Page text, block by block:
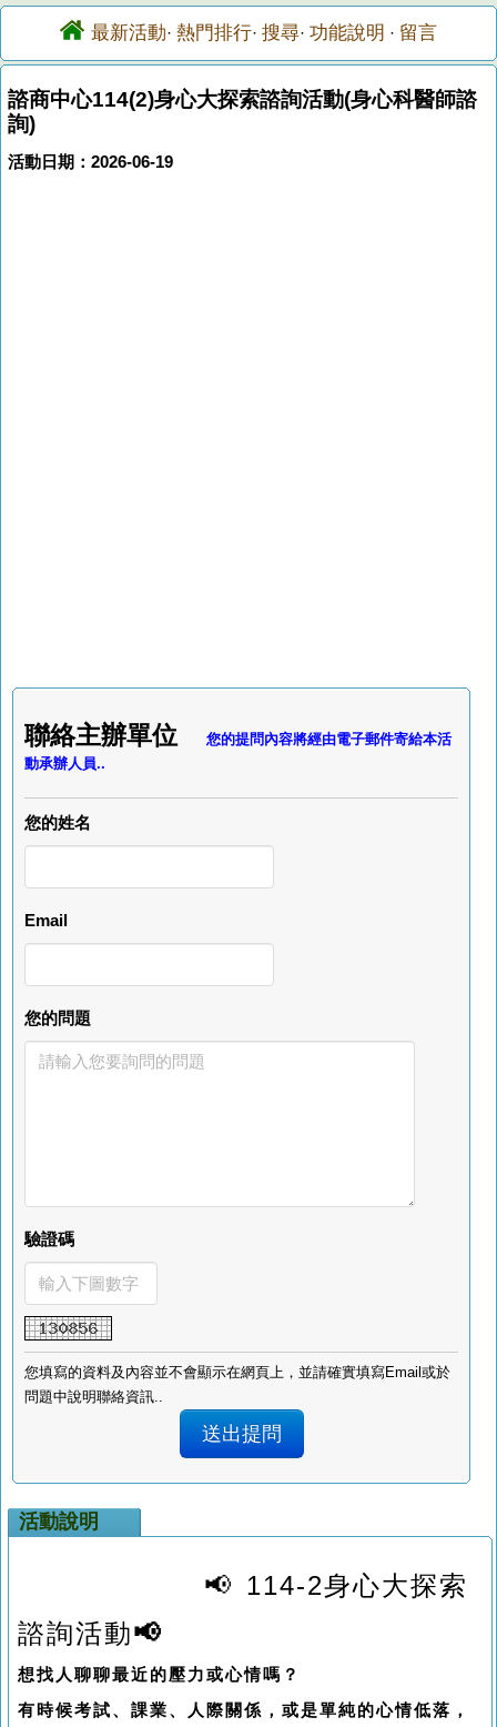
最新活動· 熱門排行· 搜尋· 功能說明 · 留言
諮商中心114(2)身心大探索諮詢活動(身心科醫師諮
詢)
活動日期：2026-06-19
聯絡主辦單位您的提問內容將經由電子郵件寄給本活
動承辦人員..
您的姓名
Email
您的問題
驗證碼
您填寫的資料及內容並不會顯示在網頁上，並請確實填寫Email或於
問題中說明聯絡資訊..
活動說明
📢 114-2身心大探索
諮詢活動📢
想找人聊聊最近的壓力或心情嗎？
有時候考試、課業、人際關係，或是單純的心情低落，